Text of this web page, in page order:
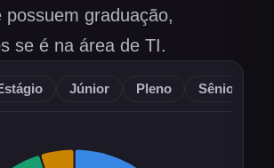
possuem graduação,
se é na área de TI.
Júnior Pleno Sênior